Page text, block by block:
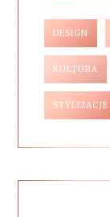
DESIGN
KULTURA
STYLIZACJE